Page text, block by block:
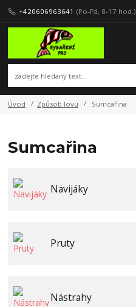
+420606963641 (Po-Pá, 8-17 hod.)
Úvod Způsob lovu Sumcařina
Sumcařina
Navijáky
Pruty
Nástrahy